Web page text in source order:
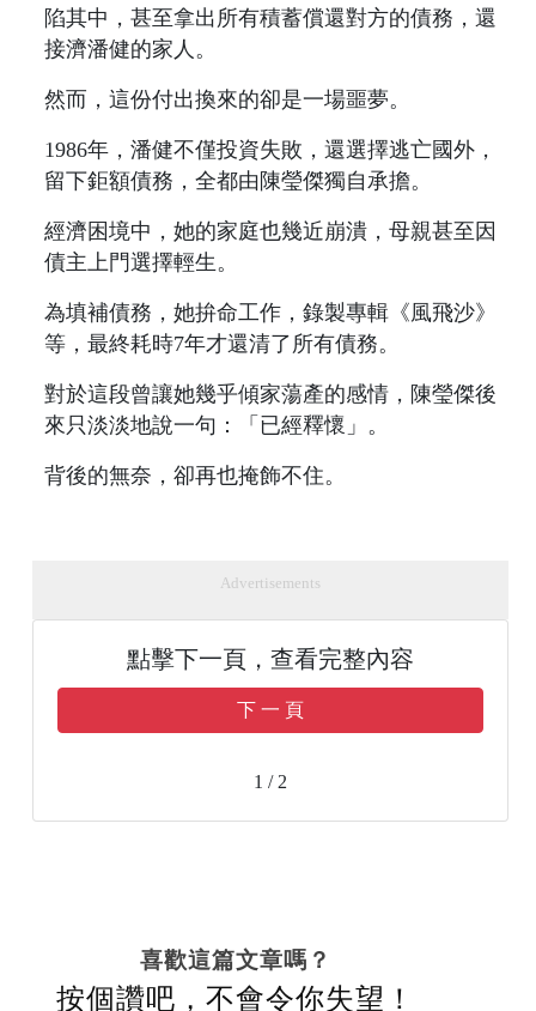
陷其中，甚至拿出所有積蓄償還對方的債務，還
接濟潘健的家人。
然而，這份付出換來的卻是一場噩夢。
1986年，潘健不僅投資失敗，還選擇逃亡國外，
留下鉅額債務，全都由陳瑩傑獨自承擔。
經濟困境中，她的家庭也幾近崩潰，母親甚至因
債主上門選擇輕生。
為填補債務，她拚命工作，錄製專輯《風飛沙》
等，最終耗時7年才還清了所有債務。
對於這段曾讓她幾乎傾家蕩產的感情，陳瑩傑後
來只淡淡地說一句：「已經釋懷」。
背後的無奈，卻再也掩飾不住。
Advertisements
點擊下一頁，查看完整內容
下 一 頁
1 / 2
喜歡這篇文章嗎？
按個讚吧，不會令你失望！